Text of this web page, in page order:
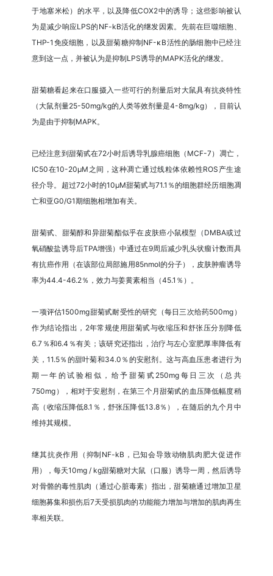
于地塞米松）的水平，以及降低COX2中的诱导；这些影响被认
为是减少响应LPS的NF-kB活化的继发因素。先前在巨噬细胞、
THP-1免疫细胞，以及甜菊糖抑制NF-κB活性的肠细胞中已经注
意到这一点，并被认为是抑制LPS诱导的MAPK活化的继发。
甜菊糖看起来在口服摄入一些可行的剂量后对大鼠具有抗炎特性
（大鼠剂量25-50mg/kg的人类等效剂量是4-8mg/kg），目前认
为是由于抑制MAPK。
已经注意到甜菊甙在72小时后诱导乳腺癌细胞（MCF-7）凋亡，
IC50在10-20μM之间，这种凋亡通过线粒体依赖性ROS产生途
径介导。超过72小时的10μM甜菊甙与71.1％的细胞群经历细胞凋
亡和亚G0/G1期细胞相增加有关。
甜菊甙、甜菊醇和异甜菊酯似乎在皮肤癌小鼠模型（DMBA或过
氧硝酸盐诱导后TPA增强）中通过在9周后减少乳头状瘤计数而具
有抗癌作用（在该部位局部施用85nmol的分子），皮肤肿瘤诱导
率为44.4-46.2％，效力与姜黄素相当（45.1％）。
一项评估1500mg甜菊甙耐受性的研究（每日三次给药500mg）
作为结论指出，2年常规使用甜菊甙与收缩压和舒张压分别降低
6.7％和6.4％有关；该研究还指出，治疗与左心室肥厚率降低有
关，11.5％的甜叶菊和34.0％的安慰剂。这与高血压患者进行为
期一年的试验相似，给予甜菊甙250mg每日三次（总共
750mg），相对于安慰剂，在第三个月甜菊甙的血压降低幅度稍
高（收缩压降低8.1％，舒张压降低13.8％），在随后的九个月中
维持其规模。
继其抗炎作用（抑制NF-kB，已知会导致动物肌肉肥大促进作
用），每天10mg / kg甜菊糖对大鼠（口服）诱导一周，然后诱导
对骨骼的毒性肌肉（通过心脏毒素）指出，甜菊糖通过增加卫星
细胞募集和损伤后7天受损肌肉的功能能力增加与增加的肌肉再生
率相关联。